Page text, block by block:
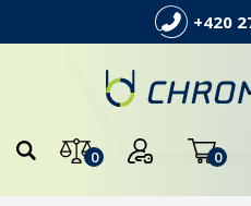
+420
0 0